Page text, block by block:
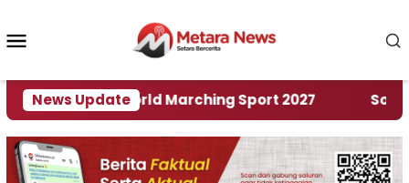
konten
News Update
Rumah World Marching Sport 2027 ‎Soal